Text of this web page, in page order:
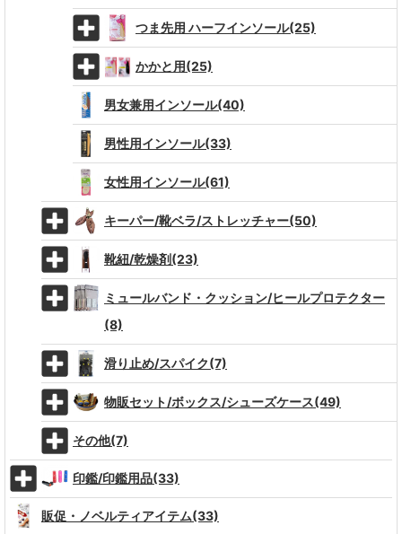
つま先用 ハーフインソール(25)
かかと用(25)
男女兼用インソール(40)
男性用インソール(33)
女性用インソール(61)
キーパー/靴ベラ/ストレッチャー(50)
靴紐/乾燥剤(23)
ミュールバンド・クッション/ヒールプロテクター
(8)
滑り止め/スパイク(7)
物販セット/ボックス/シューズケース(49)
その他(7)
印鑑/印鑑用品(33)
販促・ノベルティアイテム(33)